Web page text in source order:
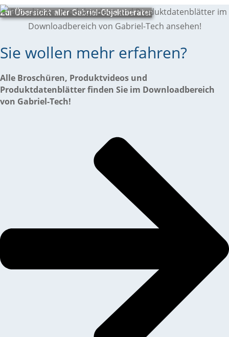
Zur Übersicht aller Gabriel-Objektberater
Sie wollen mehr erfahren?
Alle Broschüren, Produktvideos und
Produktdatenblätter finden Sie im Download­bereich
von Gabriel-Tech!